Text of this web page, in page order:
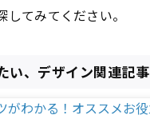
してみてください。
い、デザイン関連記事